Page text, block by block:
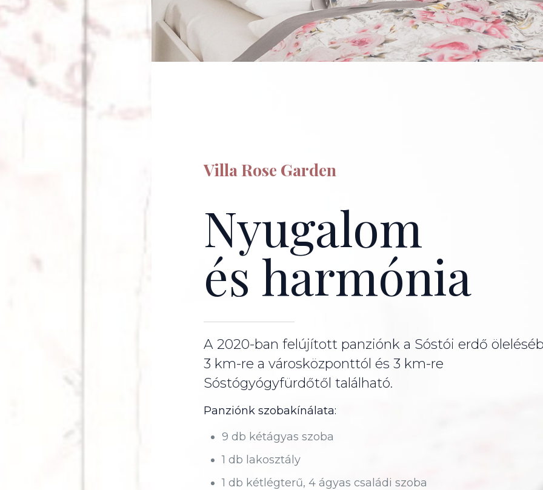
Villa Rose Garden
Nyugalom
és harmónia
A 2020-ban felújított panziónk a Sóstói erdő
3 km-re a városközponttól és 3 km-re
Sóstógyógyfürdőtől található.
Panziónk szobakínálata:
9 db kétágyas szoba
1 db lakosztály
1 db kétlégterű, 4 ágyas családi szoba